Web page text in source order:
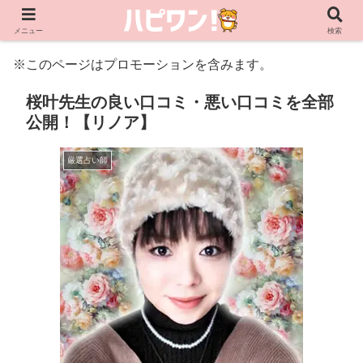
※このページはプロモーションを含みます。
桜叶先生の良い口コミ・悪い口コミを全部
公開！【リノア】
厳選占い師
メニュー 検索